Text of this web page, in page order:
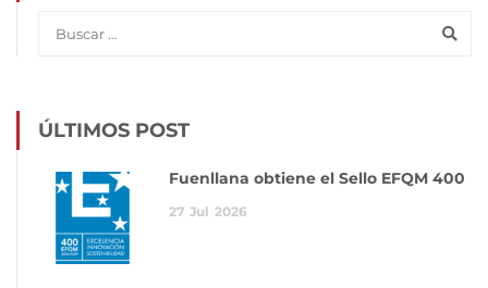
ÚLTIMOS POST
Fuenllana obtiene el Sello EFQM 400
27 Jul 2026